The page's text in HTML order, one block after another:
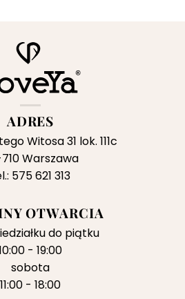
ADRES
Witosa 31 lok. 111c
Warszawa
575 621 313
OTWARCIA
do piątku
- 19:00
sobota
11:00 - 18:00